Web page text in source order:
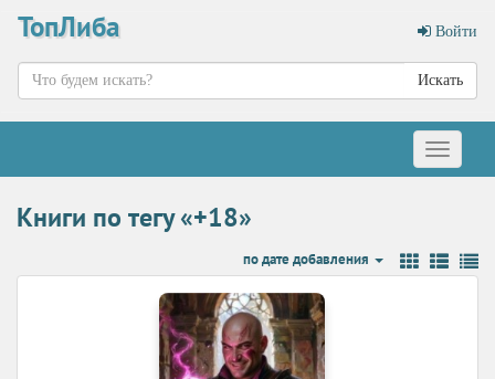
ТопЛиба Войти
Искать
Меню
Книги по тегу «+18»
по дате добавления